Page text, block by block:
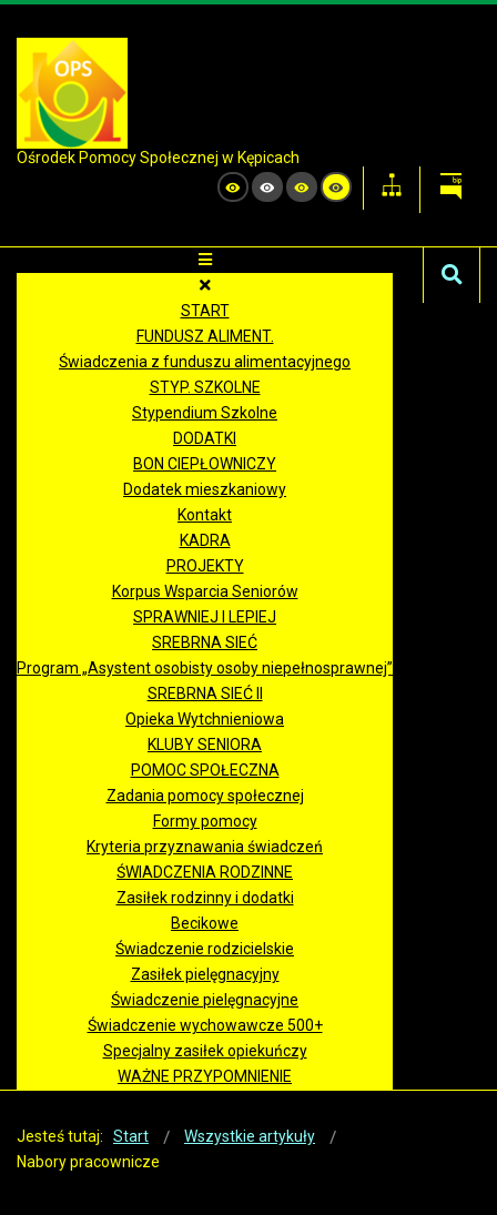
Ośrodek Pomocy Społecznej w Kępicach
START
FUNDUSZ ALIMENT.
Świadczenia z funduszu alimentacyjnego
STYP. SZKOLNE
Stypendium Szkolne
DODATKI
BON CIEPŁOWNICZY
Dodatek mieszkaniowy
Kontakt
KADRA
PROJEKTY
Korpus Wsparcia Seniorów
SPRAWNIEJ I LEPIEJ
SREBRNA SIEĆ
Program „Asystent osobisty osoby niepełnosprawnej”
SREBRNA SIEĆ II
Opieka Wytchnieniowa
KLUBY SENIORA
POMOC SPOŁECZNA
Zadania pomocy społecznej
Formy pomocy
Kryteria przyznawania świadczeń
ŚWIADCZENIA RODZINNE
Zasiłek rodzinny i dodatki
Becikowe
Świadczenie rodzicielskie
Zasiłek pielęgnacyjny
Świadczenie pielęgnacyjne
Świadczenie wychowawcze 500+
Specjalny zasiłek opiekuńczy
WAŻNE PRZYPOMNIENIE
Jesteś tutaj: Start
Wszystkie artykuły
Nabory pracownicze